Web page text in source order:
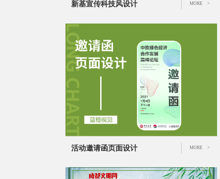
新基宣传科技风设计 MORE >
活动邀请函页面设计 MORE >